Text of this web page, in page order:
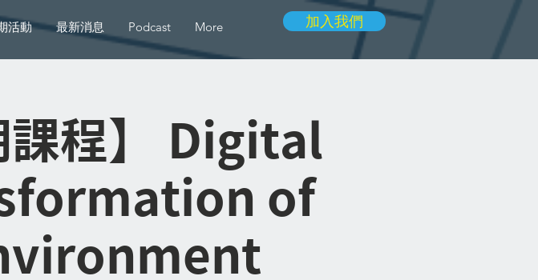
活動 最新消息 Podcast More 加入我們
課程】 Digital
of